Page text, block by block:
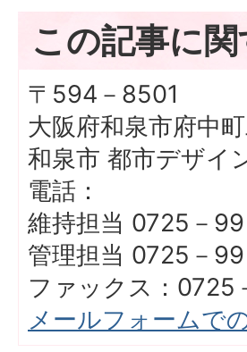
この記事に
〒594－8501
大阪府和泉市府中
和泉市 都市デザイ
電話：
維持担当 0725－
管理担当 0725－
ファックス：0725
メールフォームで